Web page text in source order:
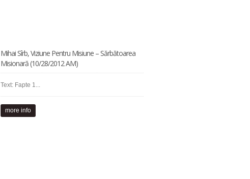
Mihai Sîrb, Viziune Pentru Misiune – Sărbătoarea
Misionară (10/28/2012 AM)
Text: Fapte 1...
more info